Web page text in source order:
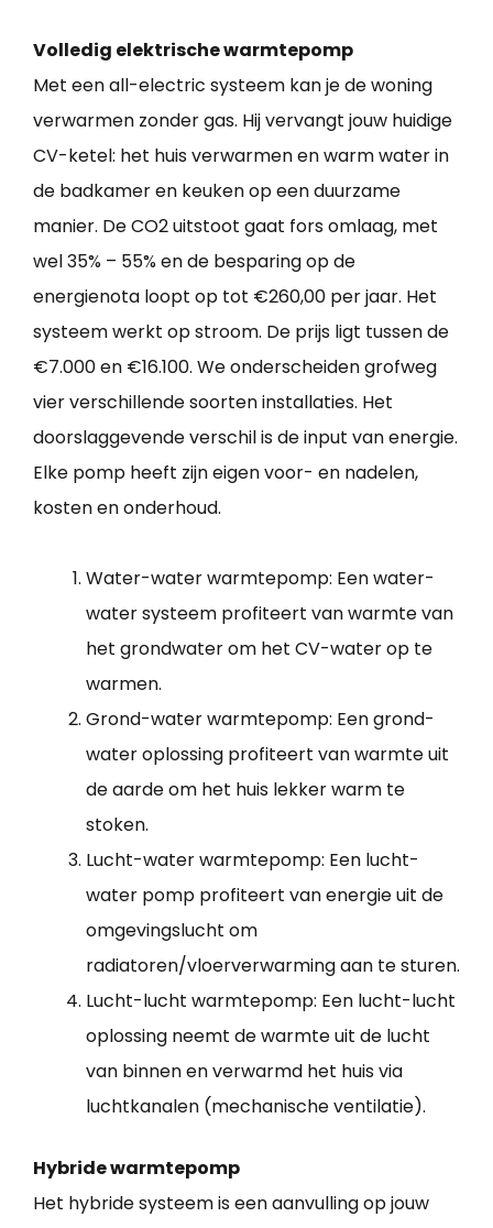
Volledig elektrische warmtepomp
Met een all-electric systeem kan je de woning
verwarmen zonder gas. Hij vervangt jouw huidige
CV-ketel: het huis verwarmen en warm water in
de badkamer en keuken op een duurzame
manier. De CO2 uitstoot gaat fors omlaag, met
wel 35% – 55% en de besparing op de
energienota loopt op tot €260,00 per jaar. Het
systeem werkt op stroom. De prijs ligt tussen de
€7.000 en €16.100. We onderscheiden grofweg
vier verschillende soorten installaties. Het
doorslaggevende verschil is de input van energie.
Elke pomp heeft zijn eigen voor- en nadelen,
kosten en onderhoud.
Water-water warmtepomp: Een water-
water systeem profiteert van warmte van
het grondwater om het CV-water op te
warmen.
Grond-water warmtepomp: Een grond-
water oplossing profiteert van warmte uit
de aarde om het huis lekker warm te
stoken.
Lucht-water warmtepomp: Een lucht-
water pomp profiteert van energie uit de
omgevingslucht om
radiatoren/vloerverwarming aan te sturen.
Lucht-lucht warmtepomp: Een lucht-lucht
oplossing neemt de warmte uit de lucht
van binnen en verwarmd het huis via
luchtkanalen (mechanische ventilatie).
Hybride warmtepomp
Het hybride systeem is een aanvulling op jouw